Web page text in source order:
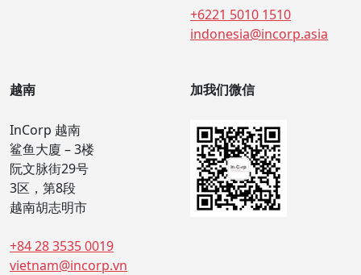
+6221 5010 1510
indonesia@incorp.asia
越南
InCorp 越南
鲨鱼大廈 – 3楼
阮文脉街29号
3区，第8段
越南胡志明市
+84 28 3535 0019
vietnam@incorp.vn
加我们微信